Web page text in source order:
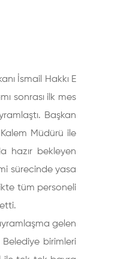
İsmail Hakkı E
sonrası ilk mes
Başkan
Kalem Müdürü ile
hazır bekleyen
sürecinde yasa
tüm personeli
gelen
birimleri